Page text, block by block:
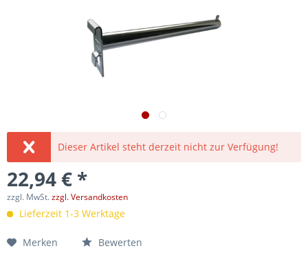
Dieser Artikel steht derzeit nicht zur Verfügung!
22,94 € *
zzgl. MwSt.zzgl. Versandkosten
Lieferzeit 1-3 Werktage
Merken Bewerten